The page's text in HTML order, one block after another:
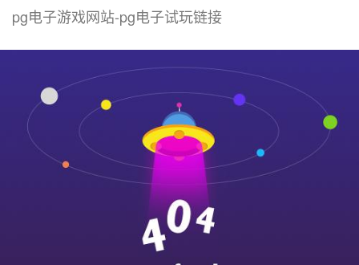
pg电子游戏网站-pg电子试玩链接